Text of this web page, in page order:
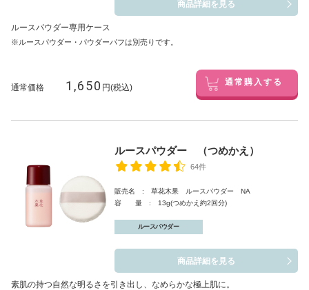
商品詳細を見る
ルースパウダー専用ケース
※ルースパウダー・パウダーパフは別売りです。
通常価格 1,650 円(税込) 通常購入する
ルースパウダー （つめかえ）
64件
販売名 : 草花木果 ルースパウダー NA
容 量 : 13g(つめかえ約2回分)
ルースパウダー
商品詳細を見る
素肌の持つ自然な明るさを引き出し、なめらかな極上肌に。